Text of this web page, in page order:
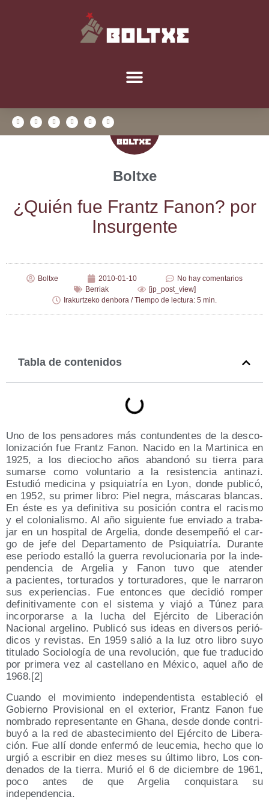
Boltxe
¿Quién fue Frantz Fanon? por
Insurgente
Boltxe 2010-01-10
No hay comentarios
Berriak
[jp_post_view]
Irakurtzeko denbora / Tiempo de lectura: 5 min.
Tabla de contenidos
Uno de los pen­sa­do­res más con­tun­den­tes de la des­co­
lo­ni­za­ción fue Frantz Fanon. Naci­do en la Mar­ti­ni­ca en
1925, a los die­cio­cho años aban­do­nó su tie­rra para
sumar­se como volun­ta­rio a la resis­ten­cia anti­na­zi.
Estu­dió medi­ci­na y psi­quia­tría en Lyon, don­de publi­có,
en 1952, su pri­mer libro: Piel negra, más­ca­ras blan­cas.
En éste es ya defi­ni­ti­va su posi­ción con­tra el racis­mo
y el colo­nia­lis­mo. Al año siguien­te fue envia­do a tra­ba­
jar en un hos­pi­tal de Arge­lia, don­de desem­pe­ñó el car­
go de jefe del Depar­ta­men­to de Psi­quia­tría. Duran­te
ese perio­do esta­lló la gue­rra revo­lu­cio­na­ria por la inde­
pen­den­cia de Arge­lia y Fanon tuvo que aten­der
a pacien­tes, tor­tu­ra­dos y tor­tu­ra­do­res, que le narra­ron
sus expe­rien­cias. Fue enton­ces que deci­dió rom­per
defi­ni­ti­va­men­te con el sis­te­ma y via­jó a Túnez para
incor­po­rar­se a la lucha del Ejér­ci­to de Libe­ra­ción
Nacio­nal arge­lino. Publi­có sus ideas en diver­sos perió­
di­cos y revis­tas. En 1959 salió a la luz otro libro suyo
titu­la­do Socio­lo­gía de una revo­lu­ción, que fue tra­du­ci­do
por pri­me­ra vez al cas­te­llano en Méxi­co, aquel año de
1968.[2]
Cuan­do el movi­mien­to inde­pen­den­tis­ta esta­ble­ció el
Gobierno Pro­vi­sio­nal en el exte­rior, Frantz Fanon fue
nom­bra­do repre­sen­tan­te en Gha­na, des­de don­de con­tri­
bu­yó a la red de abas­te­ci­mien­to del Ejér­ci­to de Libe­ra­
ción. Fue allí don­de enfer­mó de leu­ce­mia, hecho que lo
urgió a escri­bir en diez meses su últi­mo libro, Los con­
de­na­dos de la tie­rra. Murió el 6 de diciem­bre de 1961,
poco antes de que Arge­lia con­quis­ta­ra su
independencia.